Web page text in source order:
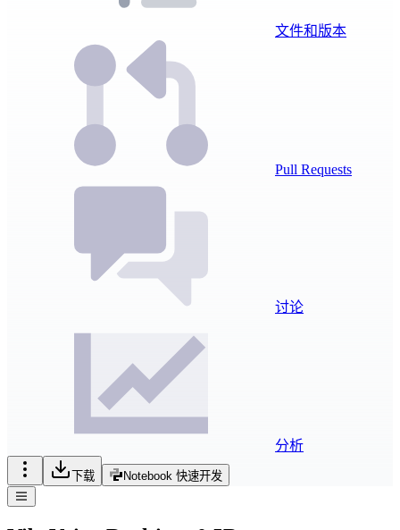
文件和版本
Pull Requests
讨论
分析
下载 Notebook 快速开发